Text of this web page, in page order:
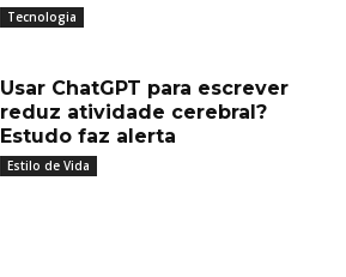
Tecnologia
Usar ChatGPT para escrever
reduz atividade cerebral?
Estudo faz alerta
Estilo de Vida